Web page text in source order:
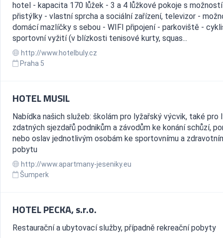
hotel - kapacita 170 lůžek - 3 a 4 lůžkové pokoje s možností
přistýlky - vlastní sprcha a sociální zařízení, televizor -
domácí mazlíčky s sebou - WIFI připojení - parkoviště -
sportovní vyžití (v blízkosti tenisové kurty, squas...
http://www.hotelbuly.cz
Praha 5
HOTEL MUSIL
Nabídka našich služeb: školám pro lyžařský výcvik, také pro
zdatných sjezdařů podnikům a závodům ke konání schůzí,
nebo oslav jednotlivým osobám ke sportovnímu a
pobytu
http://www.apartmany-jeseniky.eu
Šumperk
HOTEL PECKA, s.r.o.
Restaurační a ubytovací služby, případně rekreační pobyty